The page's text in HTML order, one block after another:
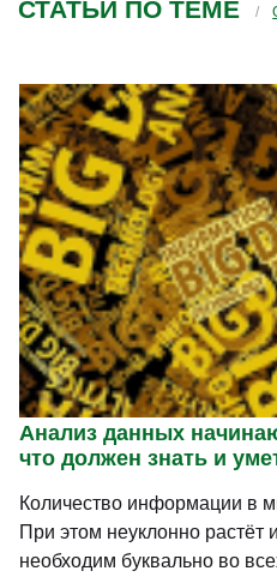
СТАТЬИ ПО ТЕМЕ
Анализ данных
что должен знать и
Количество информации в
При этом неуклонно растёт
необходим буквально во